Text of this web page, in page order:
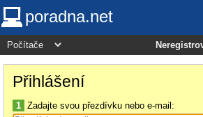
poradna.net
Přihlášení
1 Zadajte svou přezdívku nebo e-mail: